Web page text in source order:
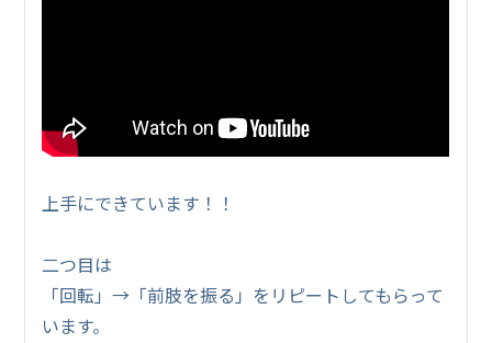
上手にできています！！
二つ目は
「回転」→「前肢を振る」をリピートしてもらって
います。